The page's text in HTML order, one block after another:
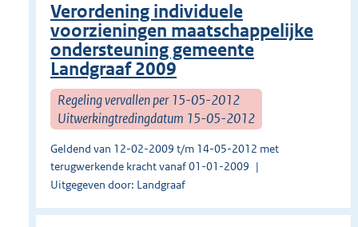
Verordening individuele
voorzieningen maatschappelijke
ondersteuning gemeente
Landgraaf 2009
Regeling vervallen per 15-05-2012
Uitwerkingtredingdatum 15-05-2012
Geldend van 12-02-2009 t/m 14-05-2012 met
terugwerkende kracht vanaf 01-01-2009
Uitgegeven door: Landgraaf